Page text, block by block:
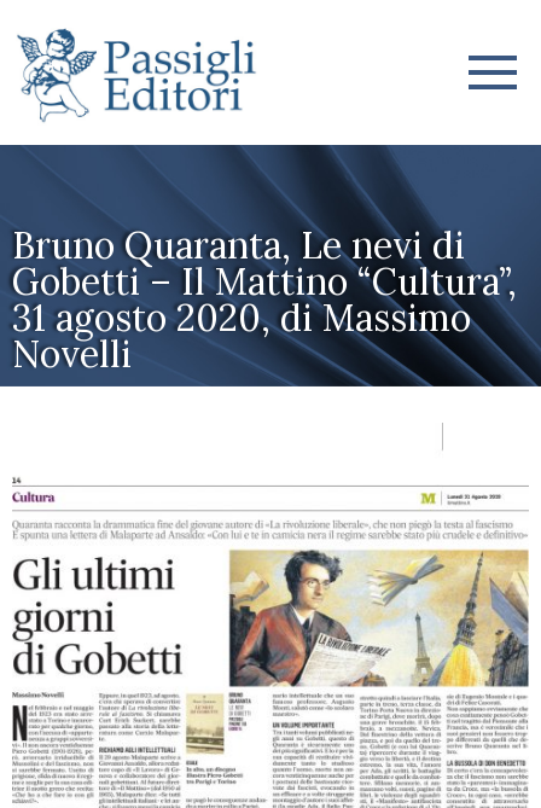
Bruno Quaranta, Le nevi di
Gobetti – Il Mattino “Cultura”,
31 agosto 2020, di Massimo
Novelli